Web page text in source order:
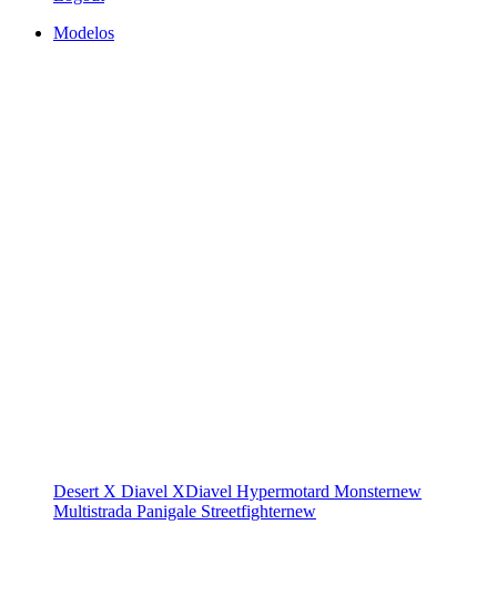
Modelos
Desert X Diavel XDiavel Hypermotard Monsternew
Multistrada Panigale Streetfighternew